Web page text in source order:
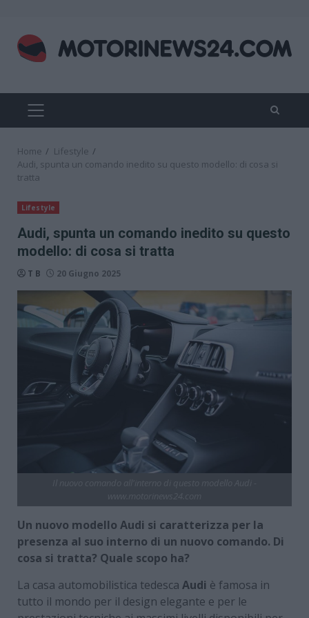
content
PRIMARY
MENU
Home
Lifestyle
Audi, spunta un comando inedito su questo modello: di cosa si
tratta
Lifestyle
Audi, spunta un comando inedito su questo
modello: di cosa si tratta
T B 20 Giugno 2025
Un nuovo modello Audi si caratterizza per la
presenza al suo interno di un nuovo comando. Di
cosa si tratta? Quale scopo ha?
La casa automobilistica tedesca Audi è famosa in
tutto il mondo per il design elegante e per le